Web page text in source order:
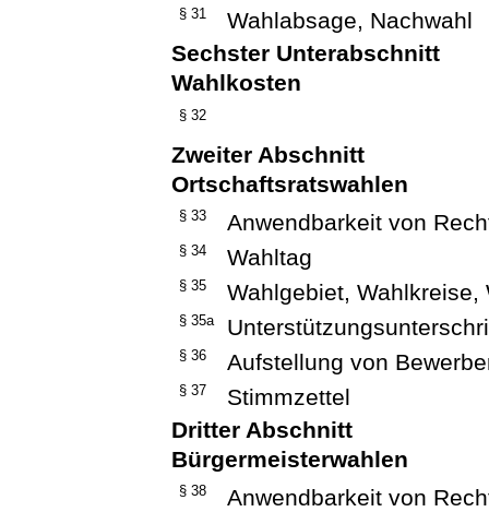
§ 31
Wahlabsage, Nachwahl
Sechster Unterabschnitt
Wahlkosten
§ 32
Zweiter Abschnitt
Ortschaftsratswahlen
§ 33 Anwendbarkeit von
§ 34 Wahltag
§ 35 Wahlgebiet, Wahlkreise,
§ 35a
§ 36 Aufstellung von
§ 37
Stimmzettel
Dritter Abschnitt
Bürgermeisterwahlen
§ 38 Anwendbarkeit von